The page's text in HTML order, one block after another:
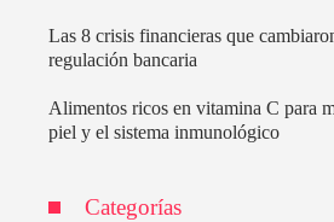
Las 8 crisis financieras que
regulación bancaria
Alimentos ricos en vitamina C para
piel y el sistema inmunológico
Categorías